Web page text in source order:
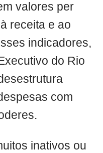
valores per
receita e ao
indicadores,
do Rio
com
inativos ou